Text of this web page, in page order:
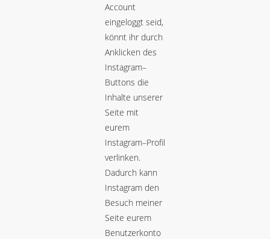
Account
eingeloggt seid,
könnt ihr durch
Anklicken des
Instagram–
Buttons die
Inhalte unserer
Seite mit
eurem
Instagram–Profil
verlinken.
Dadurch kann
Instagram den
Besuch meiner
Seite eurem
Benutzerkonto